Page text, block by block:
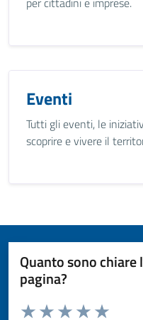
Eventi
Tutti gli eventi, le
scoprire e vivere il
Quanto sono
pagina?
Valuta da 1 a 5 stelle la pagina